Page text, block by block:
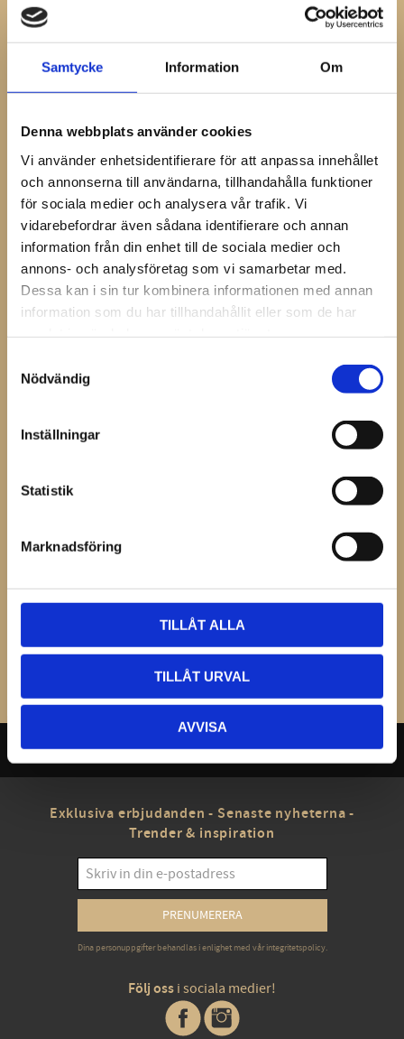
Samtycke Information Om
Denna webbplats använder cookies
Vi använder enhetsidentifierare för att anpassa innehållet
och annonserna till användarna, tillhandahålla funktioner
för sociala medier och analysera vår trafik. Vi
vidarebefordrar även sådana identifierare och annan
information från din enhet till de sociala medier och
annons- och analysföretag som vi samarbetar med.
Dessa kan i sin tur kombinera informationen med annan
information som du har tillhandahållit eller som de har
Nödvändig
Inställningar
Statistik
Marknadsföring
TILLÅT ALLA
TILLÅT URVAL
AVVISA
Bli den första att lämna ett omdöme.
Relaterade produkter
Mustad
Broddhålsinsats
skydda dessa när du inte har
några andra broddar i.
INFO
Exklusiva erbjudanden - Senaste nyheterna -
Trender & inspiration
PRENUMERERA
Dina personuppgifter behandlas i enlighet med vårintegritetspolicy.
Följ oss i sociala medier!